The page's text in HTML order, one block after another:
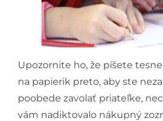
Upozornite ho, že píšete
na papierik preto, aby ste
poobede zavolať priateľke,
vám nadiktovalo nákupný